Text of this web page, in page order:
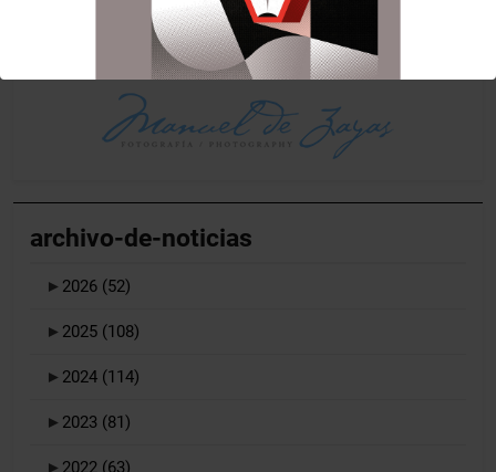
archivo-de-noticias
► 2026 (52)
► 2025 (108)
► 2024 (114)
► 2023 (81)
► 2022 (63)